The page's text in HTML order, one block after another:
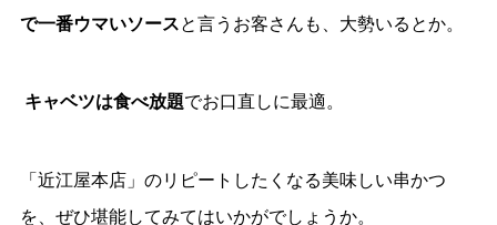
で一番ウマいソースと言うお客さんも、大勢いるとか。
キャベツは食べ放題でお口直しに最適。
「近江屋本店」のリピートしたくなる美味しい串かつ
を、ぜひ堪能してみてはいかがでしょうか。